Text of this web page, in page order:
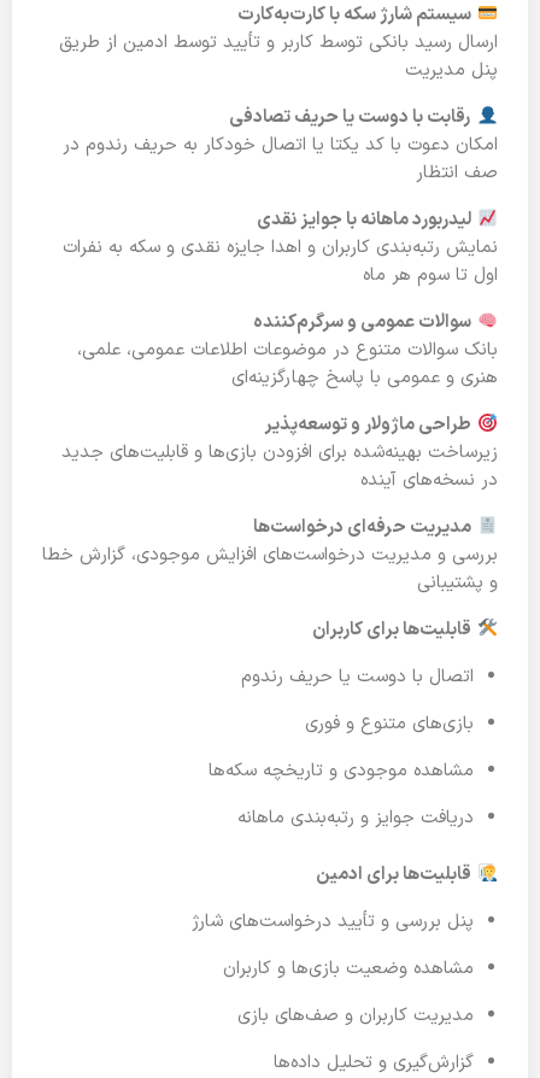
سیستم شارژ سکه با کارت‌به‌کارت
ارسال رسید بانکی توسط کاربر و تأیید توسط ادمین از طریق
پنل مدیریت
رقابت با دوست یا حریف تصادفی
امکان دعوت با کد یکتا یا اتصال خودکار به حریف رندوم در
صف انتظار
لیدربورد ماهانه با جوایز نقدی
نمایش رتبه‌بندی کاربران و اهدا جایزه نقدی و سکه به نفرات
اول تا سوم هر ماه
سوالات عمومی و سرگرم‌کننده
بانک سوالات متنوع در موضوعات اطلاعات عمومی، علمی،
هنری و عمومی با پاسخ چهارگزینه‌ای
طراحی ماژولار و توسعه‌پذیر
زیرساخت بهینه‌شده برای افزودن بازی‌ها و قابلیت‌های جدید
در نسخه‌های آینده
مدیریت حرفه‌ای درخواست‌ها
بررسی و مدیریت درخواست‌های افزایش موجودی، گزارش خطا
و پشتیبانی
قابلیت‌ها برای کاربران
اتصال با دوست یا حریف رندوم
بازی‌های متنوع و فوری
مشاهده موجودی و تاریخچه سکه‌ها
دریافت جوایز و رتبه‌بندی ماهانه
قابلیت‌ها برای ادمین
پنل بررسی و تأیید درخواست‌های شارژ
مشاهده وضعیت بازی‌ها و کاربران
مدیریت کاربران و صف‌های بازی
گزارش‌گیری و تحلیل داده‌ها